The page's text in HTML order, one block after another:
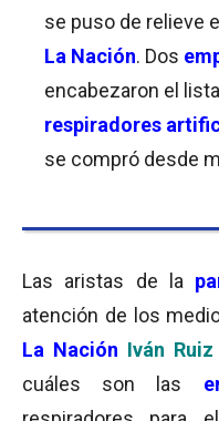
se puso de relieve
La Nación. Dos
encabezaron el
respiradores
se compró desde
Las aristas de la
atención de los
La Nación Iván Ruiz
cuáles son las